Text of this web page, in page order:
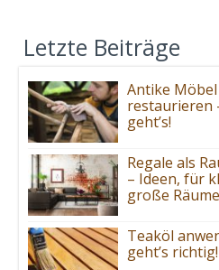
Letzte Beiträge
Antike Möbel
restaurieren
geht’s!
Regale als
– Ideen, für
große Räume
Teaköl
geht’s richtig!